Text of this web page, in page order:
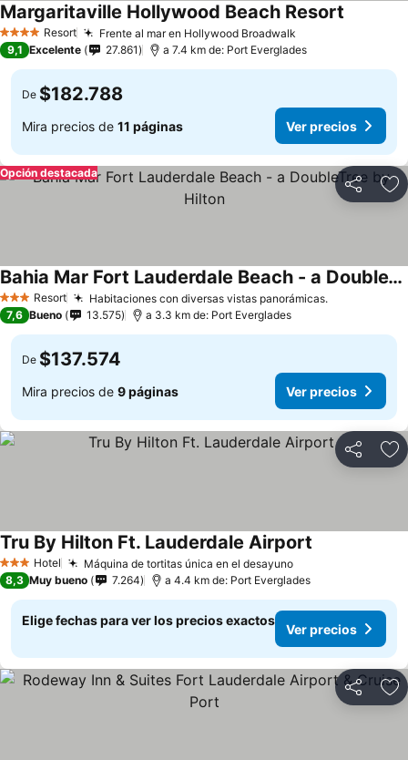
4 EstrellasResort Frente al mar en Hollywood Broadwalk
Margaritaville Hollywood Beach Resort
9,1 Excelente 27.861 a 7.4 km de: Port Everglades
De $182.788
Mira precios de 11 páginas Ver precios
Compartir
Opción destacada
3 EstrellasResort Habitaciones con diversas vistas panorámicas.
Bahia Mar Fort Lauderdale Beach - a DoubleTree by Hilton
7,6 Bueno 13.575 a 3.3 km de: Port Everglades
De $137.574
Mira precios de 9 páginas Ver precios
Compartir
3 Estrellas
Hotel Máquina de tortitas única en el desayuno
Tru By Hilton Ft. Lauderdale Airport
8,3 Muy bueno 7.264 a 4.4 km de: Port Everglades
Elige fechas para ver los precios exactos
Ver precios
Compartir